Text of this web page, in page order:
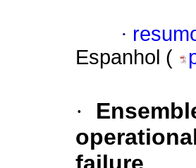
·
Espanhol (
·